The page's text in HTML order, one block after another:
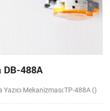
DB-488A
Mekanizması:TP-488A ()